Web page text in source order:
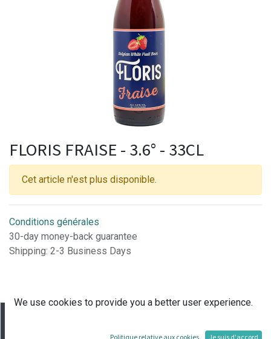
FLORIS FRAISE - 3.6° - 33CL
Cet article n'est plus disponible.
Conditions générales
30-day money-back guarantee
Shipping: 2-3 Business Days
We use cookies to provide you a better user experience.
Politique relative aux cookies Je suis d'accord